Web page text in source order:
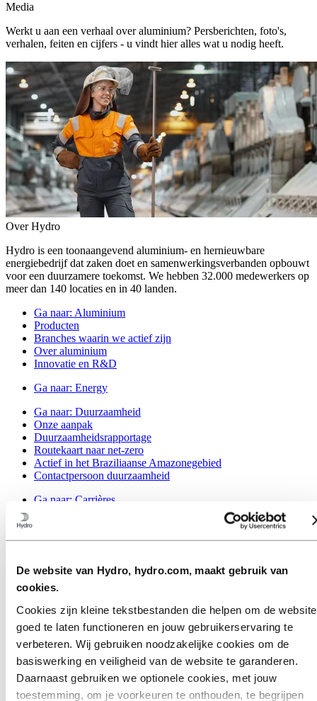
De website van Hydro, hydro.com, maakt gebruik van
cookies.
Cookies zijn kleine tekstbestanden die helpen om de website
goed te laten functioneren en jouw gebruikerservaring te
verbeteren. Wij gebruiken noodzakelijke cookies om de
basiswerking en veiligheid van de website te garanderen.
Daarnaast gebruiken we optionele cookies, met jouw
toestemming, om je voorkeuren te onthouden, te begrijpen
Media
Werkt u aan een verhaal over aluminium? Persberichten, foto's,
verhalen, feiten en cijfers - u vindt hier alles wat u nodig heeft.
Over Hydro
Hydro is een toonaangevend aluminium- en hernieuwbare
energiebedrijf dat zaken doet en samenwerkingsverbanden opbouwt
voor een duurzamere toekomst. We hebben 32.000 medewerkers op
meer dan 140 locaties en in 40 landen.
Ga naar: Aluminium
Producten
Branches waarin we actief zijn
Over aluminium
Innovatie en R&D
Ga naar: Energy
Ga naar: Duurzaamheid
Onze aanpak
Duurzaamheidsrapportage
Routekaart naar net-zero
Actief in het Braziliaanse Amazonegebied
Contactpersoon duurzaamheid
Ga naar: Carrières
Leven bij Hydro
Wervingstraject
Contact en FAQ
Ga naar:Investeerders
Perscontacten
Nieuws
Hydro in één oogopslag